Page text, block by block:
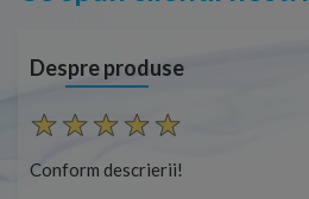
Despre produse
Conform descrierii!